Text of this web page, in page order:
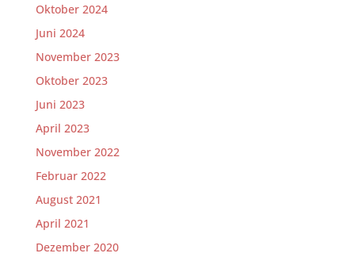
Oktober 2024
Juni 2024
November 2023
Oktober 2023
Juni 2023
April 2023
November 2022
Februar 2022
August 2021
April 2021
Dezember 2020